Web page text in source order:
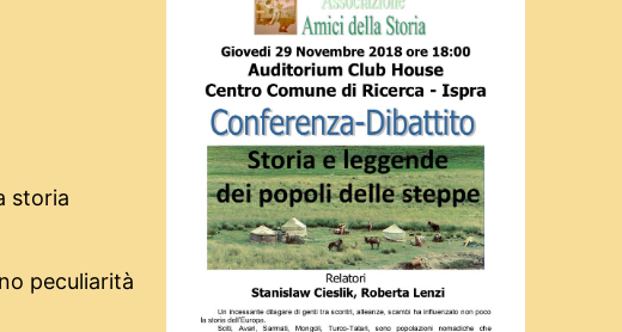
storia
peculiarità